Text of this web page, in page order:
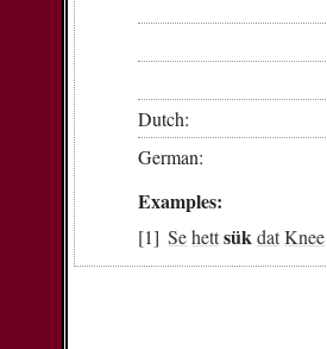
Dutch:
German:
Examples:
SehettsükdatKnee